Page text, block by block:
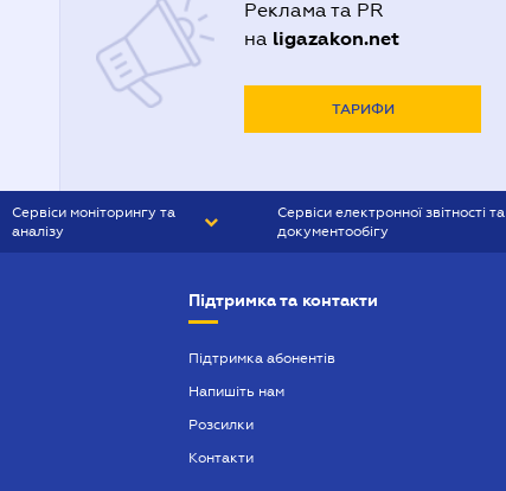
Реклама та PR
на ligazakon.net
ТАРИФИ
Сервіси моніторингу та
аналізу
Сервіси електронної звітності та
документообігу
Підтримка та контакти
Підтримка абонентів
Напишіть нам
Розсилки
Контакти